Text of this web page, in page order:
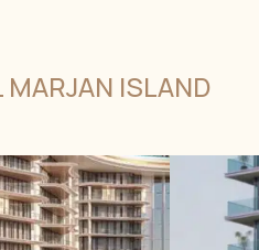
ISLAND